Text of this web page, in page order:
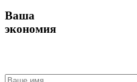
Ваша
экономия